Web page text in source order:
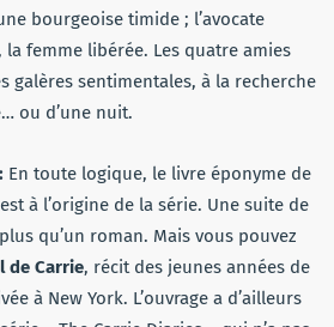
bourgeoise timide ; l’avocate
la femme libérée. Les quatre amies
galères sentimentales, à la recherche
ou d’une nuit.
En toute logique, le livre éponyme de
à l’origine de la série. Une suite de
qu’un roman. Mais vous pouvez
de Carrie, récit des jeunes années de
à New York. L’ouvrage a d’ailleurs